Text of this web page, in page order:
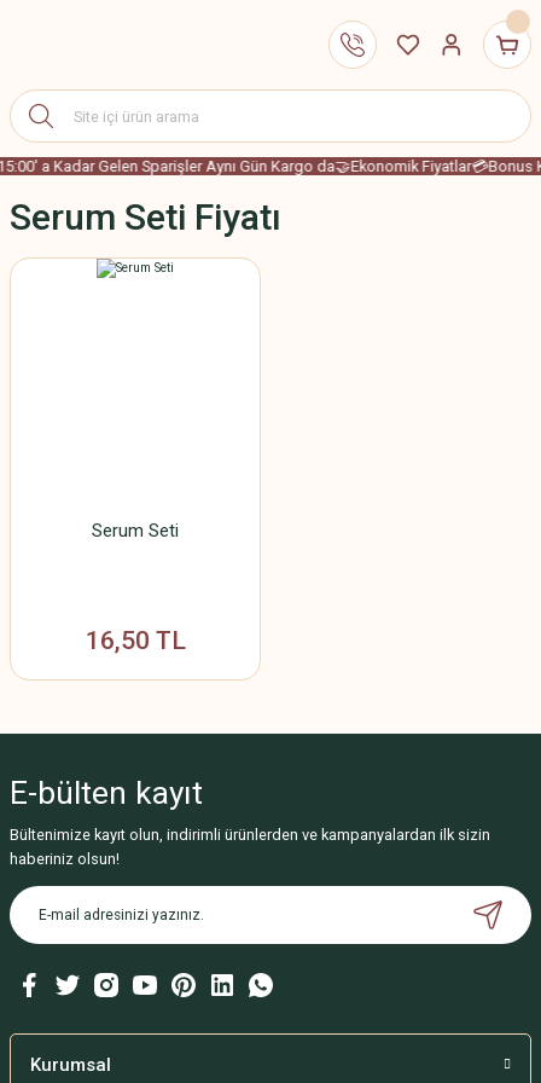
a Kadar Gelen Sparişler Aynı Gün Kargo da🤝Ekonomik Fiyatlar💳Bonus
Serum Seti Fiyatı
Serum Seti
16,50 TL
E-bülten kayıt
Bültenimize kayıt olun, indirimli ürünlerden ve kampanyalardan ilk sizin
haberiniz olsun!
Kurumsal